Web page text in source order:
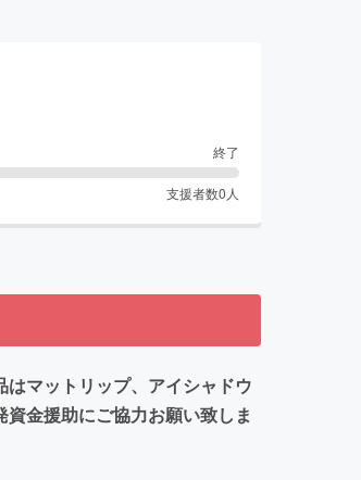
終了
支援者数0 人
マットリップ、アイシャドウ
金援助にご協力お願い致しま